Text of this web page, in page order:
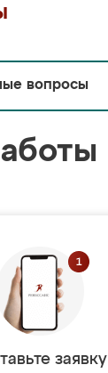
вопросы
заявку